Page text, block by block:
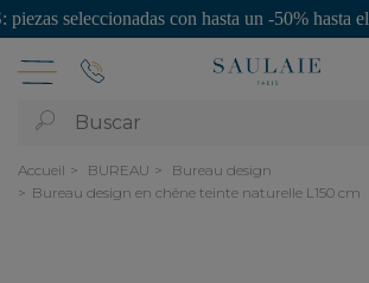
seleccionadas con hasta un -50% hasta el 03/02.
Buscar
Accueil BUREAU
Bureau design
Bureau design en chêne teinte naturelle L150 cm